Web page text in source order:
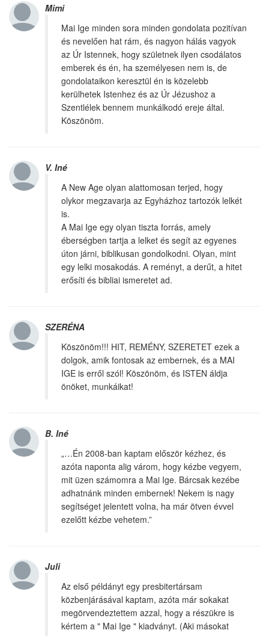
Mimi
Mai Ige minden sora minden gondolata pozitívan
és nevelően hat rám, és nagyon hálás vagyok
az Úr Istennek, hogy születnek ilyen csodálatos
emberek és én, ha személyesen nem is, de
gondolataikon keresztül én is közelebb
kerülhetek Istenhez és az Úr Jézushoz a
Szentlélek bennem munkálkodó ereje által.
Köszönöm.
V. Iné
A New Age olyan alattomosan terjed, hogy
olykor megzavarja az Egyházhoz tartozók lelkét
is.
A Mai Ige egy olyan tiszta forrás, amely
éberségben tartja a lelket és segít az egyenes
úton járni, biblikusan gondolkodni. Olyan, mint
egy lelki mosakodás. A reményt, a derűt, a hitet
erősíti és bibliai ismeretet ad.
SZERÉNA
Köszönöm!!! HIT, REMÉNY, SZERETET ezek a
dolgok, amik fontosak az embernek, és a MAI
IGE is erről szól! Köszönöm, és ISTEN áldja
önöket, munkáikat!
B. Iné
„…Én 2008-ban kaptam először kézhez, és
azóta naponta alig várom, hogy kézbe vegyem,
mit üzen számomra a Mai Ige. Bárcsak kezébe
adhatnánk minden embernek! Nekem is nagy
segítséget jelentett volna, ha már ötven évvel
ezelőtt kézbe vehetem.”
Juli
Az első példányt egy presbitertársam
közbenjárásával kaptam, azóta már sokakat
megörvendeztettem azzal, hogy a részükre is
kértem a " Mai Ige " kiadványt. (Aki másokat